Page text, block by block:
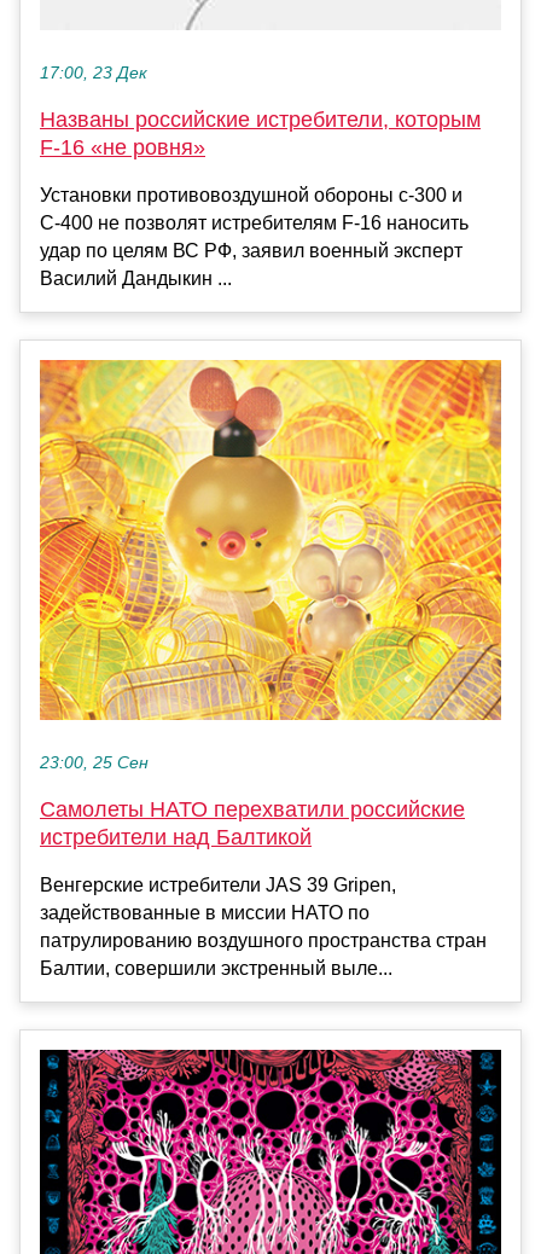
17:00, 23 Дек
Названы российские истребители, которым
F-16 «не ровня»
Установки противовоздушной обороны с-300 и
С-400 не позволят истребителям F-16 наносить
удар по целям ВС РФ, заявил военный эксперт
Василий Дандыкин ...
23:00, 25 Сен
Самолеты НАТО перехватили российские
истребители над Балтикой
Венгерские истребители JAS 39 Gripen,
задействованные в миссии НАТО по
патрулированию воздушного пространства стран
Балтии, совершили экстренный выле...